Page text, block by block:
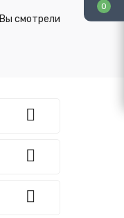
Вы смотрели
0